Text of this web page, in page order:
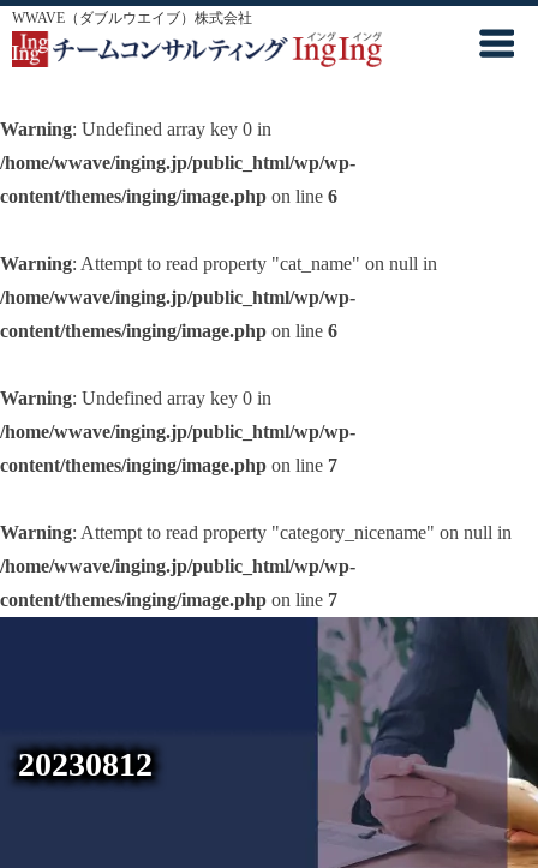
WWAVE（ダブルウエイブ）株式会社
Warning: Undefined array key 0 in
/home/wwave/inging.jp/public_html/wp/wp-
content/themes/inging/image.php on line 6
Warning: Attempt to read property "cat_name" on null in
/home/wwave/inging.jp/public_html/wp/wp-
content/themes/inging/image.php on line 6
Warning: Undefined array key 0 in
/home/wwave/inging.jp/public_html/wp/wp-
content/themes/inging/image.php on line 7
Warning: Attempt to read property "category_nicename" on null in
/home/wwave/inging.jp/public_html/wp/wp-
content/themes/inging/image.php on line 7
20230812